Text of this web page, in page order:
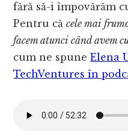
fără să-i împovărăm
Pentru căcele mai
facem atunci când avem
cum ne spuneElena
TechVentures în